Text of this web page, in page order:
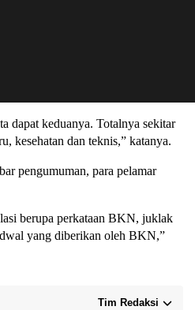
dapat keduanya. Totalnya sekitar
kesehatan dan teknis,” katanya.
pengumuman, para pelamar
berupa perkataan BKN, juklak
yang diberikan oleh BKN,”
Tim Redaksi